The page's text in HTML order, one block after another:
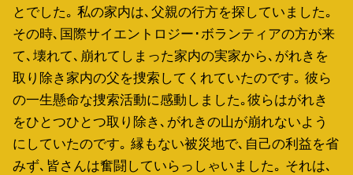
とでした｡ 私の家内は､父親の行方を探していました｡
その時､国際サイエントロジー･ボランティアの方が来
て､壊れて､崩れてしまった家内の実家から､がれきを
取り除き家内の父を捜索してくれていたのです｡ 彼ら
の一生懸命な捜索活動に感動しました｡彼らはがれき
をひとつひとつ取り除き､がれきの山が崩れないよう
にしていたのです｡ 縁もない被災地で､自己の利益を省
みず､皆さんは奮闘していらっしゃいました｡ それは､